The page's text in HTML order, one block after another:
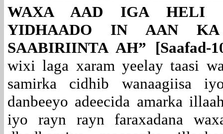
WAXA AAD IGA HELI
YIDHAADO IN AAN
SAABIRIINTA AH” [Saafad-
wixi laga xaram yeelay taasi
samirka cidhib wanaagiisa
danbeeyo adeecida amarka
iyo rayn rayn faraxadana